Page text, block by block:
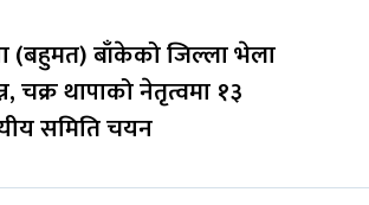
(बहुमत) बाँकेको जिल्ला भेला
चक्र थापाको नेतृत्वमा १३
समिति चयन